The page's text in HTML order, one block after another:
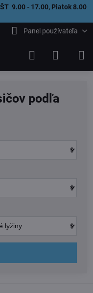
9.00 - 17.00, Piatok 8.00
Panel používateľa
podľa